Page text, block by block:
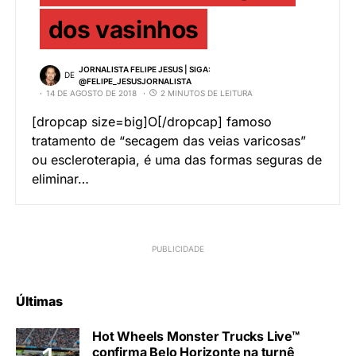
dos vasinhos
DE
JORNALISTA FELIPE JESUS | SIGA:
@FELIPE_JESUSJORNALISTA
14 DE AGOSTO DE 2018
2 MINUTOS DE LEITURA
[dropcap size=big]O[/dropcap] famoso
tratamento de “secagem das veias varicosas”
ou escleroterapia, é uma das formas seguras de
eliminar…
Últimas
Hot Wheels Monster Trucks Live™
confirma Belo Horizonte na turnê